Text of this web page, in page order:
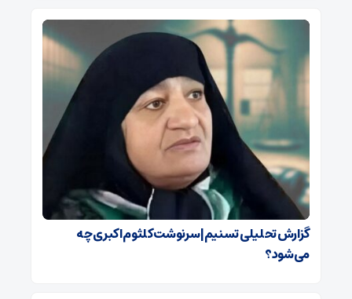
گزارش تحلیلی تسنیم| سرنوشت کلثوم اکبری چه
می‌شود؟